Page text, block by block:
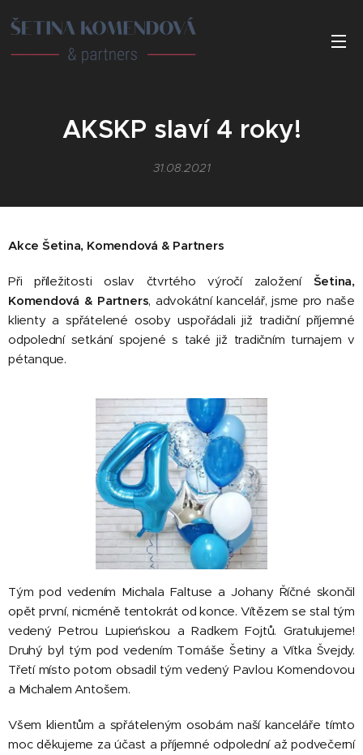
AKSKP slaví 4 roky!
31.08.2021
Akce Šetina, Komendová & Partners
Při příležitosti oslav čtvrtého výročí založení Šetina,
Komendová & Partners, advokátní kancelář, jsme pro naše
klienty a spřátelené osoby uspořádali již tradiční příjemné
odpolední setkání spojené s také již tradičním turnajem v
pétanque.
Tým pod vedením Michala Faltuse a Johany Říčné skončil
opět první, nicméně tentokrát od konce. Vítězem se stal tým
vedený Petrou Lupieńskou a Radkem Fojtů. Gratulujeme!
Druhý byl tým pod vedením Tomáše Šetiny a Vítka Švejdy.
Třetí místo potom obsadil tým vedený Pavlou Komendovou
a Michalem Antošem.
Všem klientům a spřáteleným osobám naší kanceláře tímto
moc děkujeme za účast a příjemné odpolední až podvečerní